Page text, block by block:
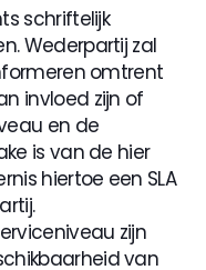
schriftelijk
Wederpartij zal
omtrent
invloed zijn of
en de
is van de hier
hiertoe een SLA
zijn
van